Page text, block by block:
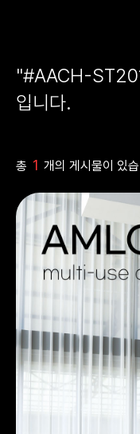
"#AACH-
입니다.
총 1 개의 게시물이 있